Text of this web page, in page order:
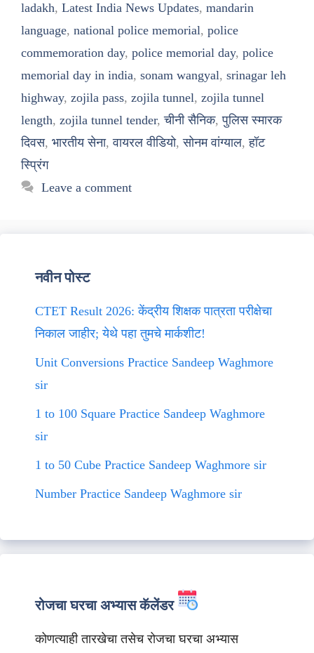
ladakh, Latest India News Updates, mandarin
language, national police memorial, police
commemoration day, police memorial day, police
memorial day in india, sonam wangyal, srinagar leh
highway, zojila pass, zojila tunnel, zojila tunnel
length, zojila tunnel tender,चीनी सैनिक,पुलिस स्मारक
दिवस, भारतीय सेना,वायरल वीडियो,सोनम वांग्याल,हॉट
स्प्रिंग
Leave a comment
नवीन पोस्ट
CTET Result 2026: केंद्रीय शिक्षक पात्रता परीक्षेचा
निकाल जाहीर; येथे पहा तुमचे मार्कशीट!
Unit Conversions Practice Sandeep Waghmore
sir
1 to 100 Square Practice Sandeep Waghmore
sir
1 to 50 Cube Practice Sandeep Waghmore sir
Number Practice Sandeep Waghmore sir
रोजचा घरचा अभ्यास कॅलेंडर
कोणत्याही तारखेचा तसेच रोजचा घरचा अभ्यास